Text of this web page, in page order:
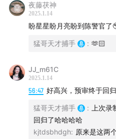
这些“过时”的技术破案，年轻
还有最后五个小时就要释放
些什么呢？
一起来听节目吧！
夜藤茯神
2025.1.14
盼星星盼月亮盼到陈警官了
猛哥天才捕手 : 🫶🏻
JJ_m61C
2025.1.14
56:47 好高兴，预审终于回
猛哥天才捕手 :
上次
回归了哈哈哈哈
kjtdsbhdgh: 原来是这两